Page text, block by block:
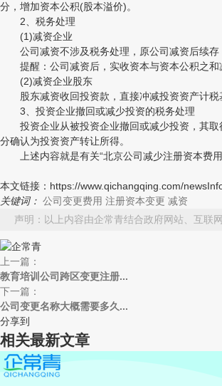
分，增加资本公积(股本溢价)。
2、税务处理
(1)减资企业
公司减资不涉及税务处理，原公司减资后续存
提醒：公司减资后，实收资本与资本公积之和
(2)减资企业股东
股东减资收回投资款，直接冲减投资资产计税
3、投资企业撤回或减少投资的税务处理
投资企业从被投资企业撤回或减少投资，其取
分确认为投资资产转让所得。
上述内容就是有关“北京公司减少注册资本费用
本文链接：https://www.qichangqing.com/
关键词： 公司变更费用 注册资本变更 减资
声明：以上内容由企常青结合政府网站、互联
上一篇：
教育培训公司跨区变更注册...
下一篇：
公司变更名称大概需要多久...
分享到
相关最新文章